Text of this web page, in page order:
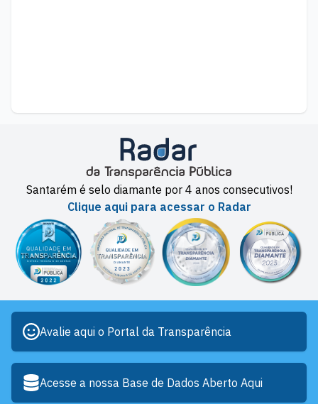
Santarém é selo diamante por 4 anos consecutivos!
Clique aqui para acessar o Radar
Avalie aqui o Portal da Transparência
Acesse a nossa Base de Dados Aberto Aqui